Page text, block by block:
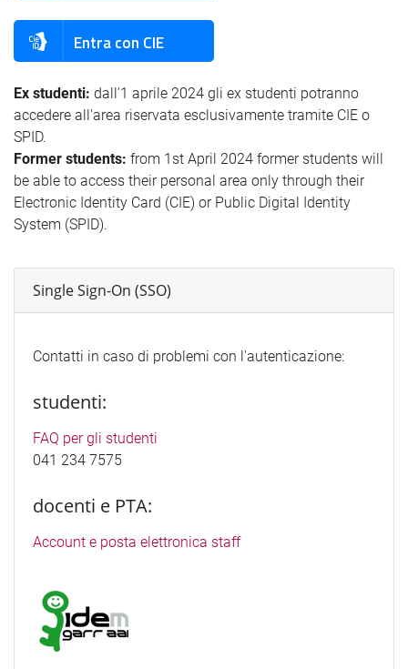
Entra con CIE
Ex studenti: dall'1 aprile 2024 gli ex studenti potranno
accedere all'area riservata esclusivamente tramite CIE o
SPID.
Former students: from 1st April 2024 former students will
be able to access their personal area only through their
Electronic Identity Card (CIE) or Public Digital Identity
System (SPID).
Single Sign-On (SSO)
Contatti in caso di problemi con l'autenticazione:
studenti:
FAQ per gli studenti
041 234 7575
docenti e PTA:
Account e posta elettronica staff